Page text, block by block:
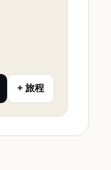
+ 旅程